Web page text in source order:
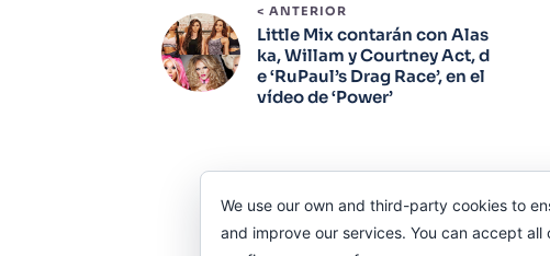
< ANTERIOR
Little Mix contarán con Alas
ka, Willam y Courtney Act, d
e ‘RuPaul’s Drag Race’, en el
vídeo de ‘Power’
We use our own and third-party cookies to
and improve our services. You can accept